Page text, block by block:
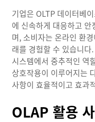
기업은 OLTP 데이터베
에 신속하게 대응하고
며, 소비자는 온라인 환
래를 경험할 수 있습니
시스템에서 중추적인 역
상호작용이 이루어지는
사항이 효율적이고 효과
OLAP 활용